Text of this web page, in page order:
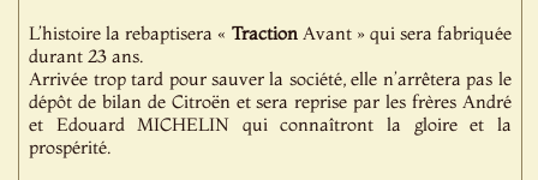
L’histoire la rebaptisera « TractionAvant » qui sera fabriquée
durant 23 ans.
Arrivée trop tard pour sauver la société, elle n’arrêtera pas le
dépôt de bilan de Citroën et sera reprise par les frères André
et Edouard MICHELIN qui connaîtront la gloire et la
prospérité.